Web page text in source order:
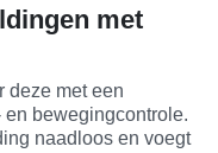
met
deze met een
bewegingcontrole.
naadloos en voegt